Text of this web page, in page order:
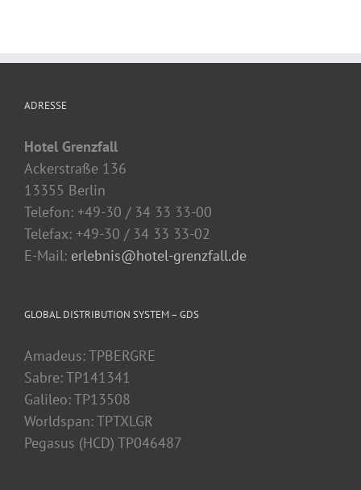
ADRESSE
Hotel Grenzfall
Ackerstraße 136
13355 Berlin
Telefon: +49-30 / 34 33 33-00
Telefax: +49-30 / 34 33 33-02
E-Mail: erlebnis@hotel-grenzfall.de
GLOBAL DISTRIBUTION SYSTEM – GDS
Amadeus: TPBERGRE
Sabre: TP141341
Galileo: TP13508
Worldspan: TPTXLGR
Pegasus (HCD) TP046487